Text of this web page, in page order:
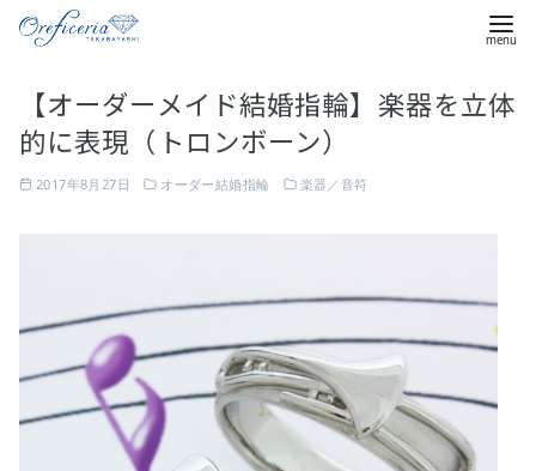
【オーダーメイド結婚指輪】楽器を立体
的に表現（トロンボーン）
2017年8月27日 オーダー結婚指輪 楽器／音符